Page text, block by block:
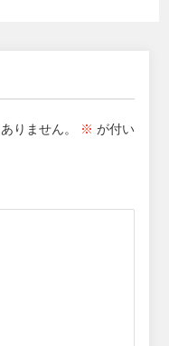
りません。 ※ が付い